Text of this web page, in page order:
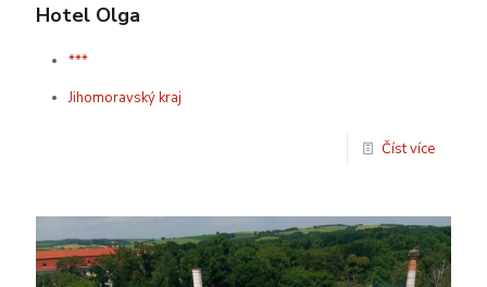
Hotel Olga
***
Jihomoravský kraj
Číst více